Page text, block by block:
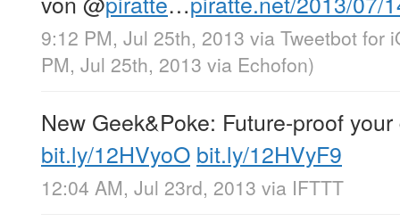
9:12 PM, Jul 25th, 2013 via Tweetbot for
PM, Jul 25th, 2013 via Echofon)
New Geek&Poke: Future-proof
bit.ly/12HVyoO bit.ly/12HVyF9
12:04 AM, Jul 23rd, 2013 via IFTTT